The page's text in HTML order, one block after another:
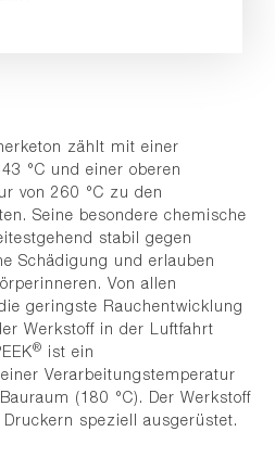
zählt mit einer
°C und einer oberen
von 260 °C zu den
Seine besondere chemische
stabil gegen
Schädigung und erlauben
Von allen
geringste Rauchentwicklung
Werkstoff in der Luftfahrt
® ist ein
Verarbeitungstemperatur
(180 °C). Der Werkstoff
speziell ausgerüstet.